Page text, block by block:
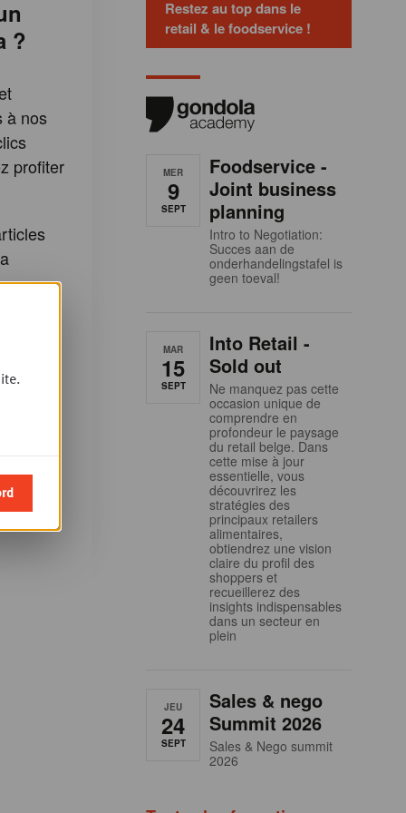
?
à nos
profiter
Plus
Restez au top dans le
retail & le foodservice !
MER
9
SEPT
Foodservice -
Joint business
planning
Intro to Negotiation:
Succes aan de
onderhandelingstafel is
geen toeval!
MAR
15
SEPT
Into Retail -
Sold out
Ne manquez pas cette
occasion unique de
comprendre en
profondeur le paysage
du retail belge. Dans
cette mise à jour
essentielle, vous
découvrirez les
stratégies des
principaux retailers
alimentaires,
obtiendrez une vision
claire du profil des
shoppers et
recueillerez des
insights indispensables
dans un secteur en
plein
JEU
24
SEPT
Sales & nego
Summit 2026
Sales & Nego summit
2026